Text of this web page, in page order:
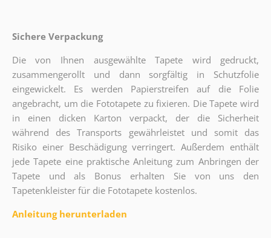
Sichere Verpackung
Die von Ihnen ausgewählte Tapete wird gedruckt,
zusammengerollt und dann sorgfältig in Schutzfolie
eingewickelt. Es werden Papierstreifen auf die Folie
angebracht, um die Fototapete zu fixieren. Die Tapete wird
in einen dicken Karton verpackt, der die Sicherheit
während des Transports gewährleistet und somit das
Risiko einer Beschädigung verringert. Außerdem enthält
jede Tapete eine praktische Anleitung zum Anbringen der
Tapete und als Bonus erhalten Sie von uns den
Tapetenkleister für die Fototapete kostenlos.
Anleitung herunterladen